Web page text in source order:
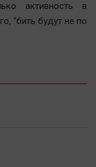
активность в
“бить будут не по